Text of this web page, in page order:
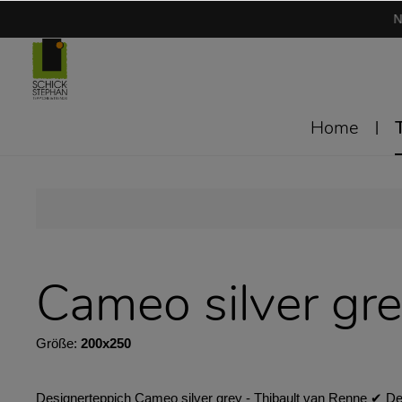
Home
Cameo silver
Größe: 200x250
Designerteppich Cameo silver grey - Thibault van Renne ✔︎